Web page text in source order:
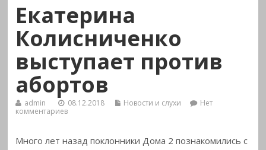
Екатерина
Колисниченко
выступает против
абортов
admin 08.12.2018 Новости и слухи
Нет
комментариев
Много лет назад поклонники Дома 2 познакомились с